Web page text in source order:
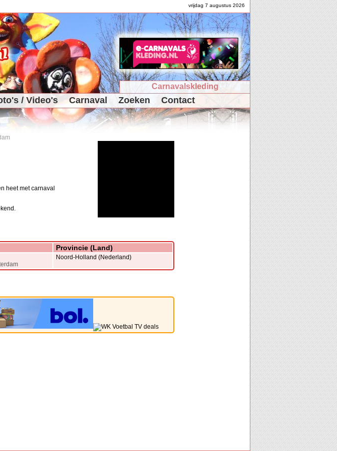
vrijdag 7 augustus 2026
Carnavalskleding
/ Video's Carnaval Zoeken Contact
heet met carnaval
Provincie (Land)
Noord-Holland (Nederland)